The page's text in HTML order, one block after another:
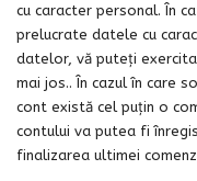
cu caracter personal. În
prelucrate datele cu
datelor, vă puteți
mai jos.. În cazul în care
cont există cel puţin o
contului va putea fi
finalizarea ultimei